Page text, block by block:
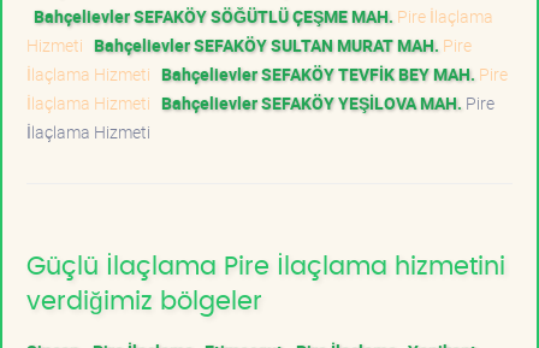
Bahçelievler SEFAKÖY SÖĞÜTLÜ ÇEŞME MAH. Pire İlaçlama
Hizmeti Bahçelievler SEFAKÖY SULTAN MURAT MAH. Pire
İlaçlama Hizmeti Bahçelievler SEFAKÖY TEVFİK BEY MAH. Pire
İlaçlama Hizmeti Bahçelievler SEFAKÖY YEŞİLOVA MAH. Pire
İlaçlama Hizmeti
Güçlü İlaçlama Pire İlaçlama hizmetini
verdiğimiz bölgeler